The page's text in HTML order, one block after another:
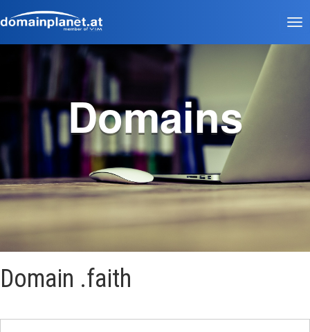
Domains
Domain .faith